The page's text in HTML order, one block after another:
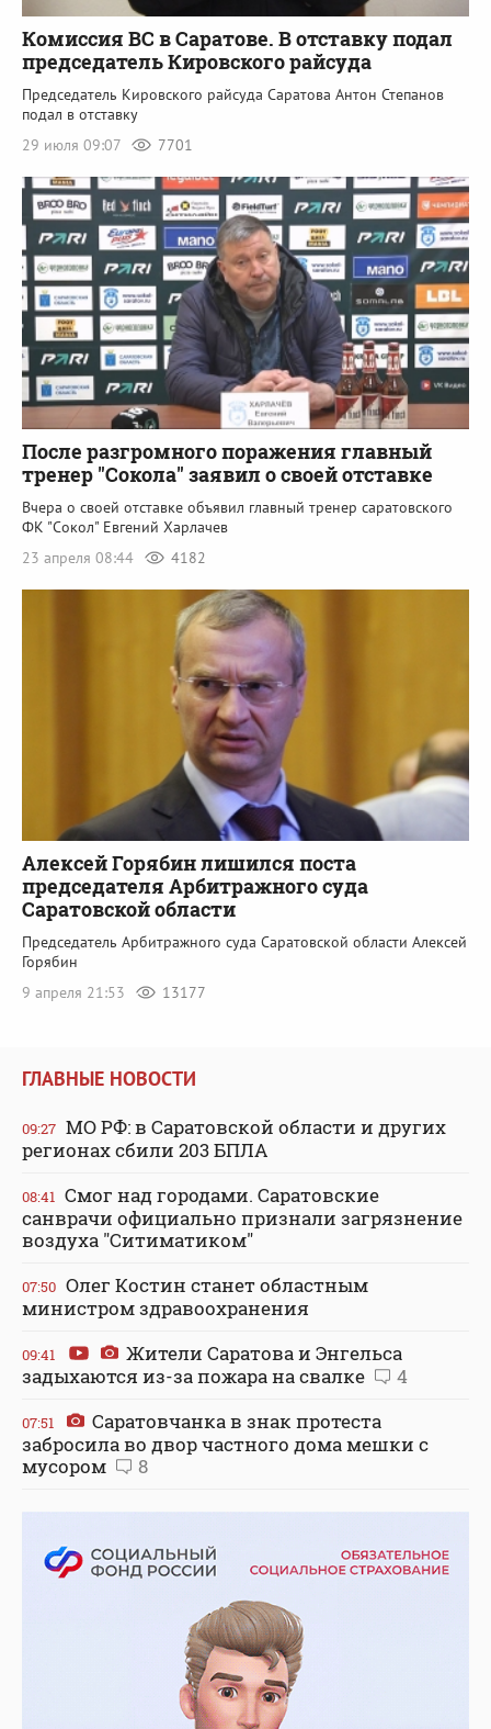
Комиссия ВС в Саратове. В отставку подал
председатель Кировского райсуда
Председатель Кировского райсуда Саратова Антон Степанов
подал в отставку
29 июля 09:07
7701
После разгромного поражения главный
тренер "Сокола" заявил о своей отставке
Вчера о своей отставке объявил главный тренер саратовского
ФК "Сокол" Евгений Харлачев
23 апреля 08:44
4182
Алексей Горябин лишился поста
председателя Арбитражного суда
Саратовской области
Председатель Арбитражного суда Саратовской области Алексей
Горябин
9 апреля 21:53
13177
ГЛАВНЫЕ НОВОСТИ
09:27 МО РФ: в Саратовской области и других
регионах сбили 203 БПЛА
08:41 Смог над городами. Саратовские
санврачи официально признали загрязнение
воздуха "Ситиматиком"
07:50 Олег Костин станет областным
министром здравоохранения
09:41
Жители Саратова и Энгельса
задыхаются из-за пожара на свалке
4
07:51
Саратовчанка в знак протеста
забросила во двор частного дома мешки с
мусором
8